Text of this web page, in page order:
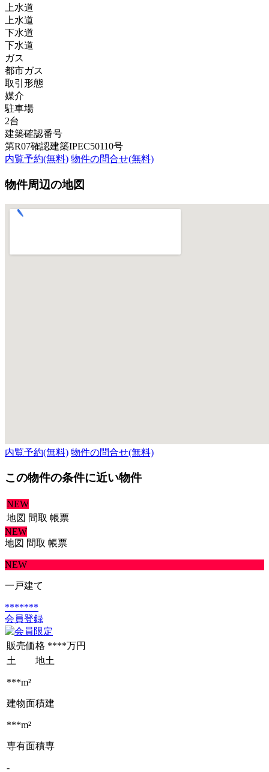
上水道
上水道
下水道
下水道
ガス
都市ガス
取引形態
媒介
駐車場
2台
建築確認番号
第R07確認建築IPEC50110号
内覧予約(無料) 物件の問合せ(無料)
物件周辺の地図
内覧予約(無料) 物件の問合せ(無料)
この物件の条件に近い物件
NEW
地図 間取 帳票
NEW
地図 間取 帳票
NEW
一戸建て
*******
会員登録
販売価格 ****万円
土 地土
***m²
建物面積建
***m²
専有面積専
-